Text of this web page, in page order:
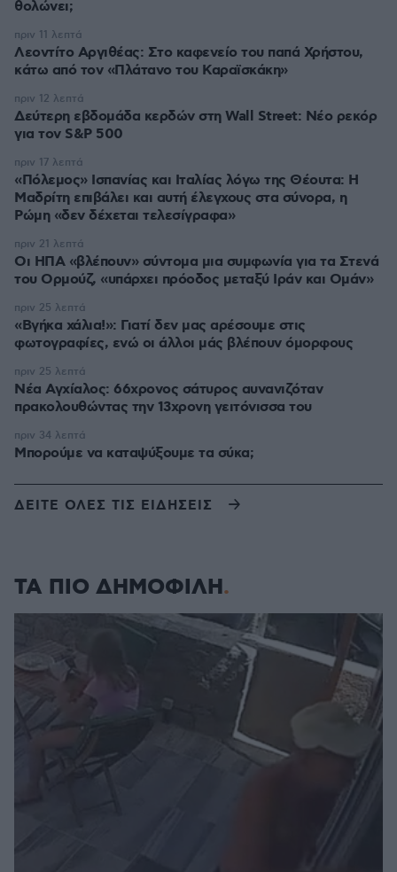
θολώνει;
Λεοντίτο Αργιθέας: Στο καφενείο του παπά Χρήστου,
κάτω από τον «Πλάτανο του Καραϊσκάκη»
πριν 11 λεπτά
Δεύτερη εβδομάδα κερδών στη Wall Street: Νέο ρεκόρ
για τον S&P 500
πριν 12 λεπτά
«Πόλεμος» Ισπανίας και Ιταλίας λόγω της Θέουτα: Η
Μαδρίτη επιβάλει και αυτή έλεγχους στα σύνορα, η
Ρώμη «δεν δέχεται τελεσίγραφα»
πριν 17 λεπτά
Οι ΗΠΑ «βλέπουν» σύντομα μια συμφωνία για τα Στενά
του Ορμούζ, «υπάρχει πρόοδος μεταξύ Ιράν και Ομάν»
πριν 21 λεπτά
«Βγήκα χάλια!»: Γιατί δεν μας αρέσουμε στις
φωτογραφίες, ενώ οι άλλοι μάς βλέπουν όμορφους
πριν 25 λεπτά
Νέα Αγχίαλος: 66χρονος σάτυρος αυνανιζόταν
πρακολουθώντας την 13χρονη γειτόνισσα του
πριν 25 λεπτά
Μπορούμε να καταψύξουμε τα σύκα;
πριν 34 λεπτά
ΔΕΙΤΕ ΟΛΕΣ ΤΙΣ ΕΙΔΗΣΕΙΣ
ΤΑ ΠΙΟ ΔΗΜΟΦΙΛΗ